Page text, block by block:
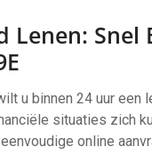
Lenen: Snel
u binnen 24 uur een
situaties zich
online